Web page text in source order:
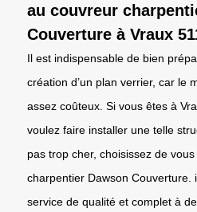
au couvreur
Couverture à Vraux
Il est indispensable de bien
création d’un plan verrier, car le
assez coûteux. Si vous êtes à
voulez faire installer une telle
pas trop cher, choisissez de
charpentier Dawson Couverture.
service de qualité et complet à